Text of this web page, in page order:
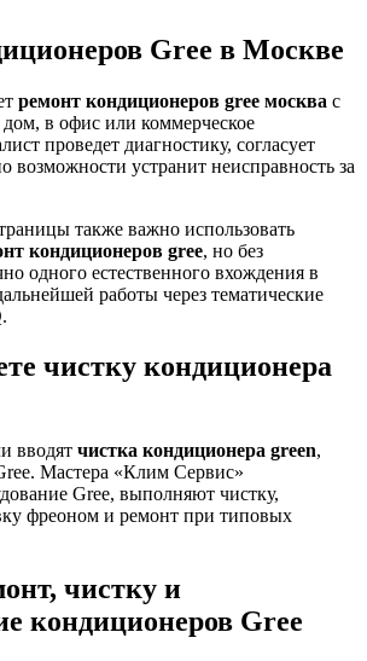
Gree в Москве
ремонт кондиционеров gree москва с
в офис или коммерческое
проведет диагностику, согласует
возможности устранит неисправность за
также важно использовать
кондиционеров gree, но без
одного естественного вхождения в
работы через тематические
чистку кондиционера
вводят чистка кондиционера green,
Мастера «Клим Сервис»
Gree, выполняют чистку,
фреоном и ремонт при типовых
чистку и
кондиционеров Gree